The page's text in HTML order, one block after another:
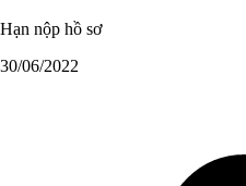
Hạn nộp hồ sơ
30/06/2022